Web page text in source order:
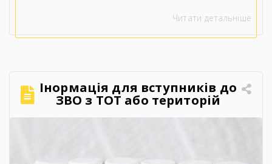
«незалежність».⠀У непрості для нашої
держави часи положення Конституції
незламній вірі, що правда, справедливість і
[…]
Читати детальніше
Інормація для вступників до
ЗВО з ТОТ або територій
активних бойових дій.